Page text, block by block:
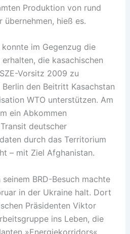
Produktion von rund
übernehmen, hieß es.
im Gegenzug die
die kasachischen
Vorsitz 2009 zu
den Beitritt Kasachstan
WTO unterstützen. Am
ein Abkommen
deutscher
durch das Territorium
– mit Ziel Afghanistan.
BRD-Besuch machte
in der Ukraine halt. Dort
Präsidenten Viktor
ins Leben, die